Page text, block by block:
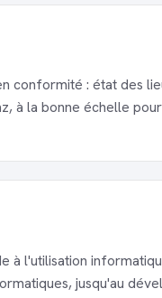
conformité : état des
à la bonne échelle
à l'utilisation
jusqu'au